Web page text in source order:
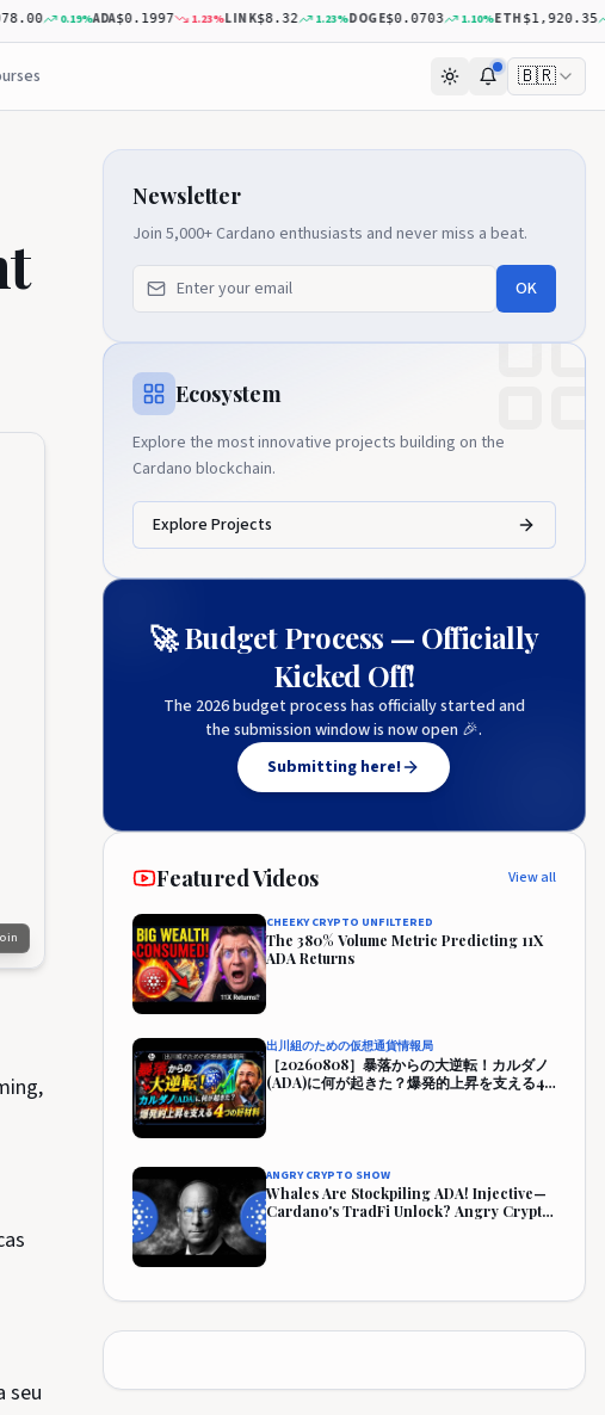
0.19%ADA$0.1997 1.23%LINK$8.32 1.23%DOGE$0.0703 1.10%ETH$1,920.35 0.38
🇧🇷
seu
Newsletter
Join 5,000+ Cardano enthusiasts and never miss a beat.
OK
Ecosystem
Explore the most innovative projects building on the
Cardano blockchain.
Explore Projects
🚀 Budget Process — Officially
Kicked Off!
The 2026 budget process has officially started and
the submission window is now open 🎉.
Submitting here!
Featured Videos View all
CHEEKY CRYPTO UNFILTERED
The 380% Volume Metric Predicting 11X
ADA Returns
出川組のための仮想通貨情報局
［20260808］暴落からの大逆転！カルダノ
(ADA)に何が起きた？爆発的上昇を支える4
ANGRY CRYPTO SHOW
Whales Are Stockpiling ADA! Injective—
Cardano's TradFi Unlock? Angry Crypto
Reacts